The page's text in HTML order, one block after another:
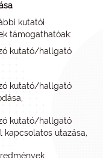
kutatói
támogathatóak:
kutató/hallgató
kutató/hallgató
kutató/hallgató
utazása,